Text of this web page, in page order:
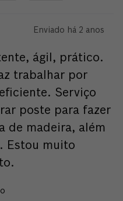
Enviado há 2 anos
ágil, prático.
trabalhar por
Serviço
poste para fazer
de madeira, além
Estou muito